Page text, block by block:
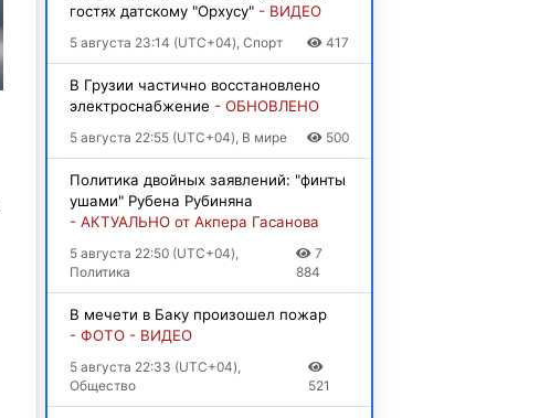
гостях датскому "Орхусу" - ВИДЕО
5 августа 23:14 (UTC+04), Спорт 417
В Грузии частично восстановлено
электроснабжение - ОБНОВЛЕНО
5 августа 22:55 (UTC+04), В мире 500
Политика двойных заявлений: "финты
ушами" Рубена Рубиняна
- АКТУАЛЬНО от Акпера Гасанова
5 августа 22:50 (UTC+04),
Политика
7
884
В мечети в Баку произошел пожар
- ФОТО - ВИДЕО
5 августа 22:33 (UTC+04),
Общество
521